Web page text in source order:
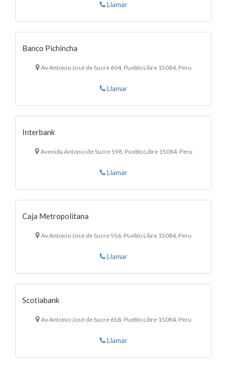
Llamar
Banco Pichincha
Av Antonio José de Sucre 604, Pueblo Libre 15084, Peru
Llamar
Interbank
Avenida Antonio de Sucre 598, Pueblo Libre 15084, Peru
Llamar
Caja Metropolitana
Av Antonio José de Sucre 556, Pueblo Libre 15084, Peru
Llamar
Scotiabank
Av Antonio José de Sucre 658, Pueblo Libre 15084, Peru
Llamar